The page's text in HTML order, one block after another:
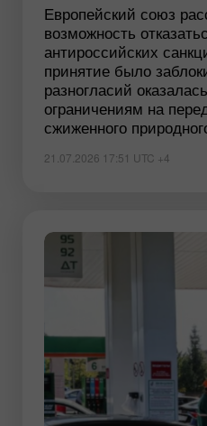
Европейский союз
возможность
антироссийских
принятие было
разногласий
ограничениям на
сжиженного
21.07.2026 17:51 UTC +4